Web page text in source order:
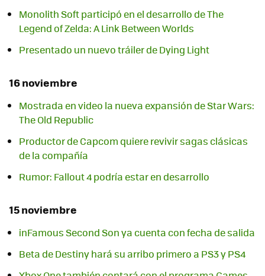
Monolith Soft participó en el desarrollo de The
Legend of Zelda: A Link Between Worlds
Presentado un nuevo tráiler de Dying Light
16 noviembre
Mostrada en video la nueva expansión de Star Wars:
The Old Republic
Productor de Capcom quiere revivir sagas clásicas
de la compañía
Rumor: Fallout 4 podría estar en desarrollo
15 noviembre
inFamous Second Son ya cuenta con fecha de salida
Beta de Destiny hará su arribo primero a PS3 y PS4